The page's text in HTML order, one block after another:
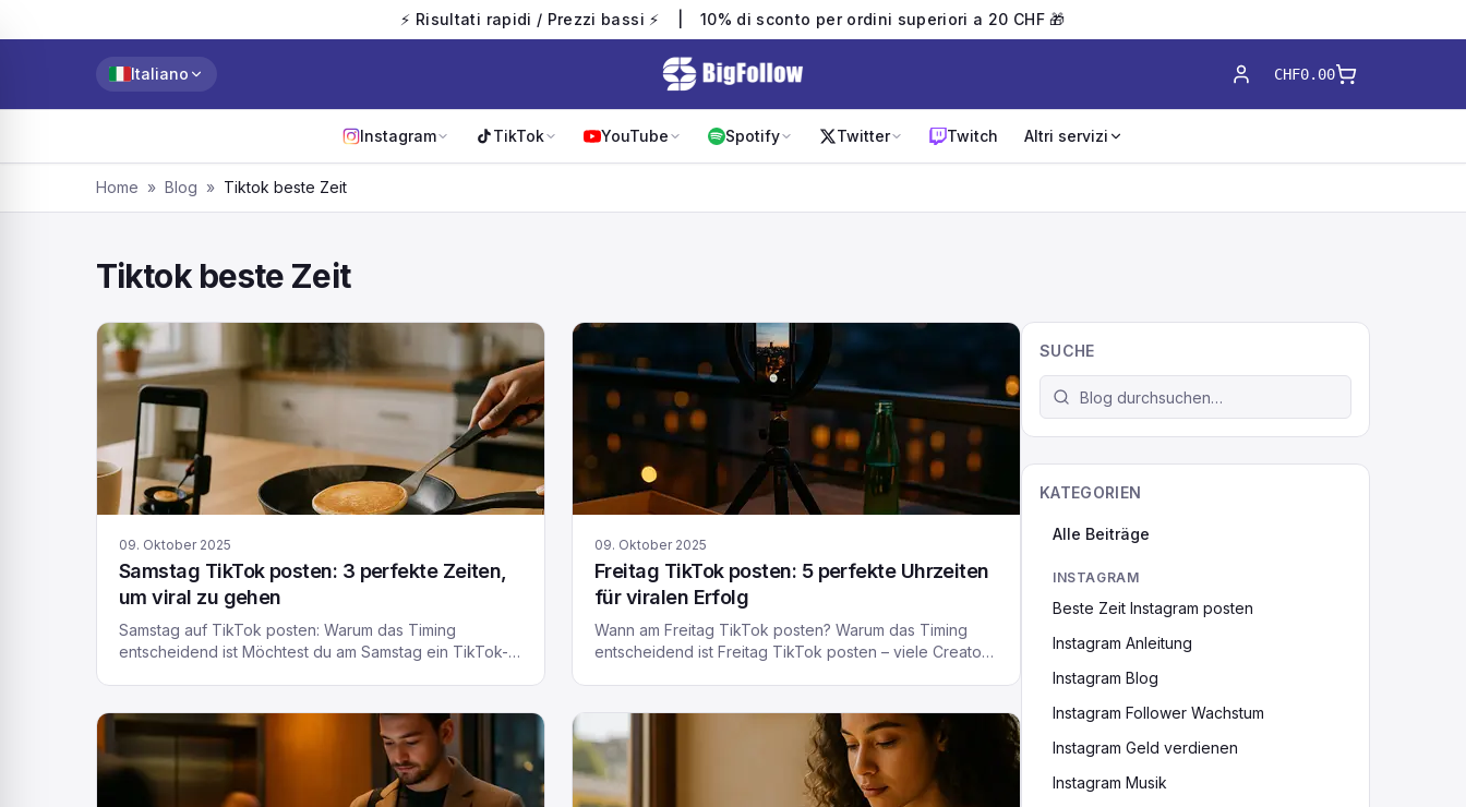
⚡ Risultati rapidi / Prezzi bassi ⚡ 10% di sconto per ordini superiori a 20 CHF 🎁
Italiano CHF0.00
Instagram TikTok YouTube Spotify Twitter Twitch Altri servizi
Home » Blog » Tiktok beste Zeit
Tiktok beste Zeit
09. Oktober 2025
Samstag TikTok posten: 3 perfekte Zeiten,
um viral zu gehen
Samstag auf TikTok posten: Warum das Timing
entscheidend ist Möchtest du am Samstag ein TikTok-
genau diese Frage. TikTok ist eine schnelllebige
Social-Media-Plattform, und der Zeitpunkt deines Posts
kann einen großen Unterschied für die Reichweite
ausmachen. […]
09. Oktober 2025
Freitag TikTok posten: 5 perfekte Uhrzeiten
für viralen Erfolg
Wann am Freitag TikTok posten? Warum das Timing
entscheidend ist Freitag TikTok posten – viele Creator
ab. TikTok ist eine schnelllebige Plattform, auf der die
Uhrzeit deiner Posts einen großen Einfluss auf
Engagement und Reichweite haben kann. Warum ist […]
SUCHE
KATEGORIEN
Alle Beiträge
INSTAGRAM
Beste Zeit Instagram posten
Instagram Anleitung
Instagram Blog
Instagram Follower Wachstum
Instagram Geld verdienen
Instagram Musik